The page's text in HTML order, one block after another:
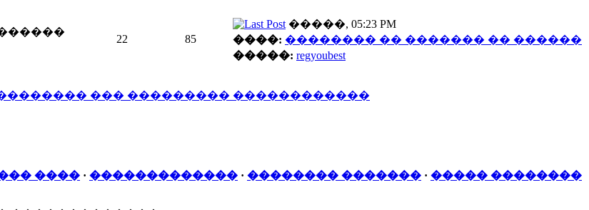
22 85
�����, 05:23 PM
����: �������� �� ������� �� ������
�����: regyoubest
��� ��������� ������������
���� · ������������� · �������� ������� · ����� ��������